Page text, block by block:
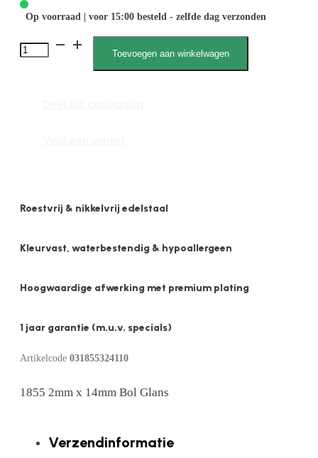
Op voorraad | voor 15:00 besteld - zelfde dag verzonden
1855
Toevoegen aan winkelwagen
Roestvrij & nikkelvrij edelstaal
Kleurvast, waterbestendig & hypoallergeen
Hoogwaardige afwerking met premium plating
1 jaar garantie (m.u.v. specials)
Artikelcode 031855324110
1855 2mm x 14mm Bol Glans
Verzendinformatie